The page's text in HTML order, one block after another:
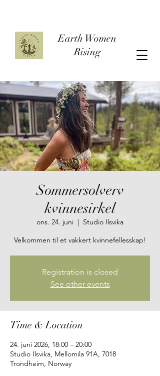
Earth Women
Rising
Sommersolverv
kvinnesirkel
ons. 24. juni
  |
Studio Ilsvika
Velkommen til et vakkert kvinnefellesskap!
Registration is closed
See other events
Time & Location
24. juni 2026, 18:00 – 20:00
Studio Ilsvika, Mellomila 91A, 7018
Trondheim, Norway